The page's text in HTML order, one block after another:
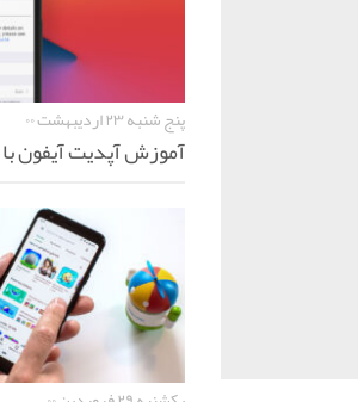
پنج شنبه ۲۳ اردیبهشت ۰۰
آموزش آپدیت آیفون